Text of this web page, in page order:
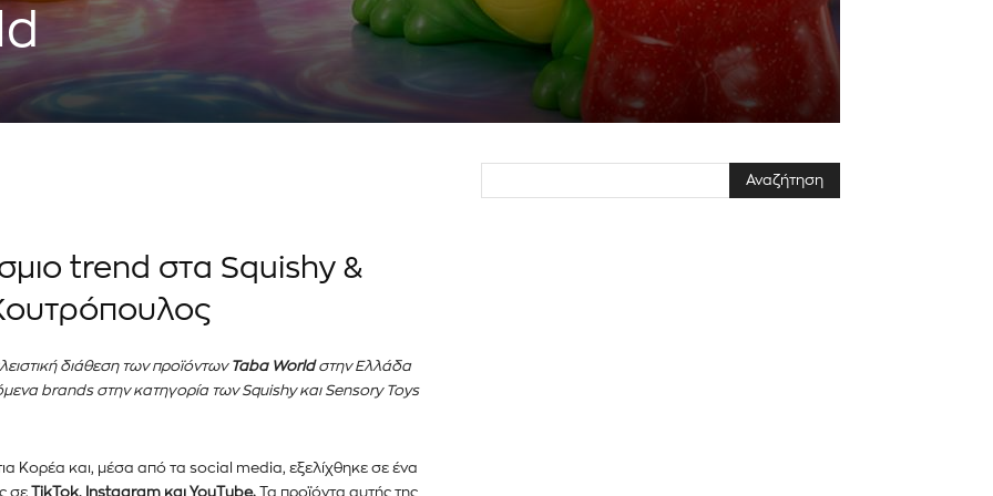
του
και τις
email σας στον ιστότοπό μας ή
ανεπιθύμητα μηνύματα. Οι πληροφορίες
trend στα Squishy &
διάθεση των προϊόντων Taba Worldστην Ελλάδα
brands στην κατηγορία των Squishy και Sensory Toys
Κορέα και, μέσα από τα social media, εξελίχθηκε σε ένα
σε TikTok, Instagram και YouTube. Τα προϊόντα αυτής της